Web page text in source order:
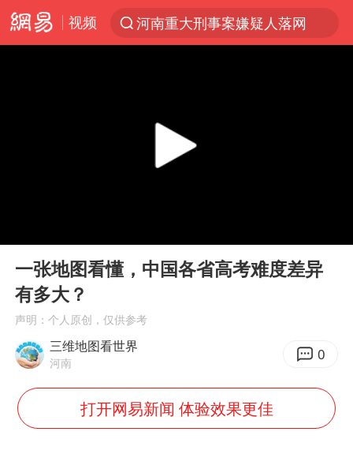
视频
河南重大刑事案嫌疑人落网
酒店回应车内过夜被收150元
牛津大学一纸声明甩不了锅
儿子陪躺平老爹体验外卖员火了
浙江台州《告全体市民书》
香港宏福苑火灾或由烟头引起
Play
一张地图看懂，中国各省高考难度差异
有多大？
声明：个人原创，仅供参考
三维地图看世界
河南 0
打开网易新闻 体验效果更佳